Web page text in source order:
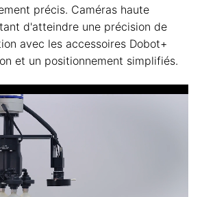
précis. Caméras haute
d'atteindre une précision de
avec les accessoires Dobot+
et un positionnement simplifiés.